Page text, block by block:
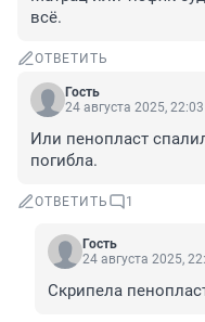
всё.
ОТВЕТИТЬ
Гость
24 августа 2025, 22:03
Или пенопласт
погибла.
ОТВЕТИТЬ 1
Гость
24 августа 2025,
Скрипела